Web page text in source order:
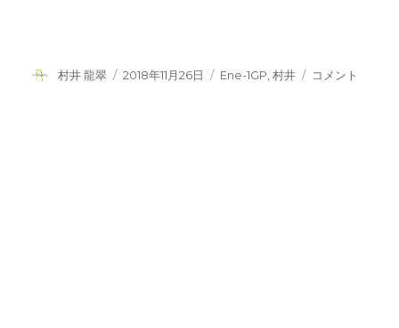
投
村井 龍翠
投
2018年11月26日
カ
Ene-1GP ,村井
【2018
コメント